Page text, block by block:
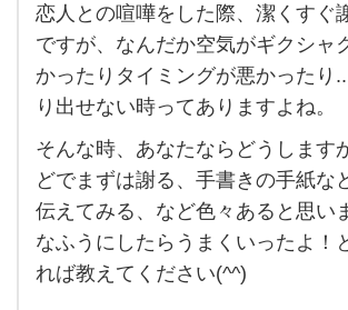
し
て謝
り
い
け
ど切
り出
恋人との喧嘩をした際、潔くすぐ
ですが、なんだか空気がギクシャ
かったりタイミングが悪かったり
り出せない時ってありますよね。
そんな時、あなたならどうします
どでまずは謝る、手書きの手紙な
伝えてみる、など色々あると思い
なふうにしたらうまくいったよ！
れば教えてください(^^)